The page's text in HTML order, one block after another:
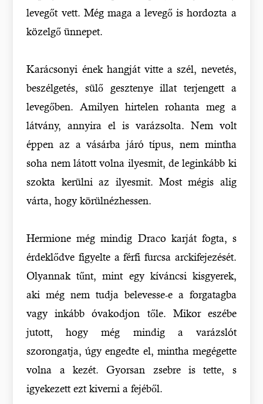
levegőt vett. Még maga a levegő is hordozta a
közelgő ünnepet.
Karácsonyi ének hangját vitte a szél, nevetés,
beszélgetés, sülő gesztenye illat terjengett a
levegőben. Amilyen hirtelen rohanta meg a
látvány, annyira el is varázsolta. Nem volt
éppen az a vásárba járó típus, nem mintha
soha nem látott volna ilyesmit, de leginkább ki
szokta kerülni az ilyesmit. Most mégis alig
várta, hogy körülnézhessen.
Hermione még mindig Draco karját fogta, s
érdeklődve figyelte a férfi furcsa arckifejezését.
Olyannak tűnt, mint egy kíváncsi kisgyerek,
aki még nem tudja belevesse-e a forgatagba
vagy inkább óvakodjon tőle. Mikor eszébe
jutott, hogy még mindig a varázslót
szorongatja, úgy engedte el, mintha megégette
volna a kezét. Gyorsan zsebre is tette, s
igyekezett ezt kiverni a fejéből.